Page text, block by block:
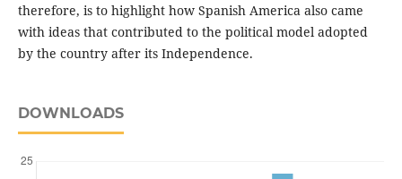
therefore, is to highlight how Spanish America also came
with ideas that contributed to the political model adopted
by the country after its Independence.
DOWNLOADS